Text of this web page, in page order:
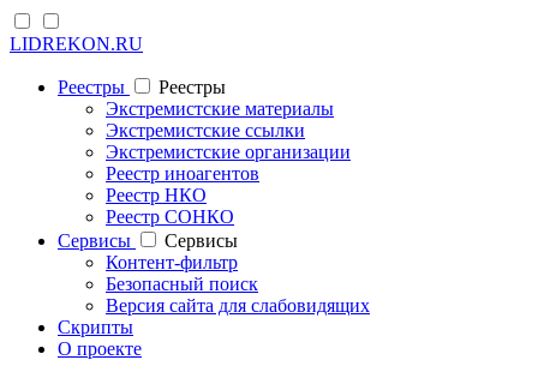
LIDREKON.RU
Реестры
Реестры
Экстремистские материалы
Экстремистские ссылки
Экстремистские организации
Реестр иноагентов
Реестр НКО
Реестр СОНКО
Cервисы
Cервисы
Контент-фильтр
Безопасный поиск
Версия сайта для слабовидящих
Скрипты
О проекте